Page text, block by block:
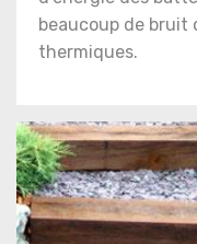
beaucoup de
thermiques.